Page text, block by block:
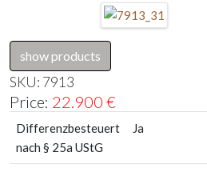
show products
SKU: 7913
Price: 22.900 €
Differenzbesteuert
nach § 25a UStG
Ja